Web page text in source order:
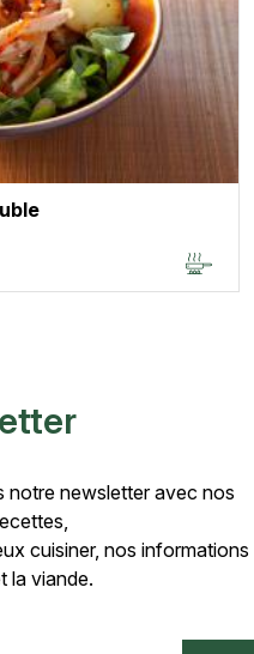
notre newsletter avec nos
cuisiner, nos informations
la viande.